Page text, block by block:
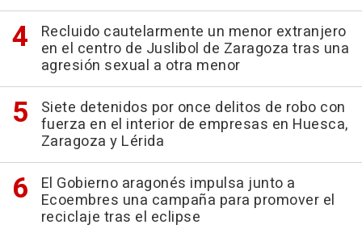
Recluido cautelarmente un menor extranjero
en el centro de Juslibol de Zaragoza tras una
agresión sexual a otra menor
Siete detenidos por once delitos de robo con
fuerza en el interior de empresas en Huesca,
Zaragoza y Lérida
El Gobierno aragonés impulsa junto a
Ecoembres una campaña para promover el
reciclaje tras el eclipse